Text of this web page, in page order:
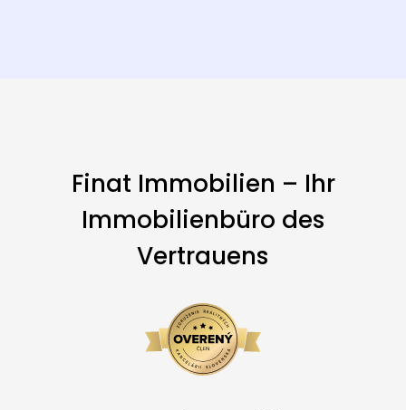
Finat Immobilien – Ihr
Immobilienbüro des
Vertrauens